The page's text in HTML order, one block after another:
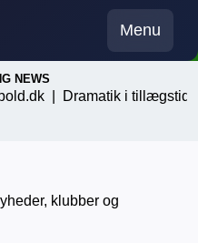
Menu
NEWS
|Dramatik i tillægstiden, en
klubber og